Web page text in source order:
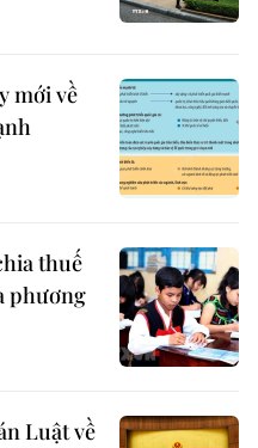
mới về
thuế
phương
Luật về